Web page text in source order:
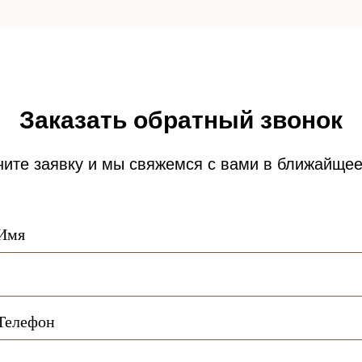
Заказать обратный звонок
заявку и мы свяжемся с вами в